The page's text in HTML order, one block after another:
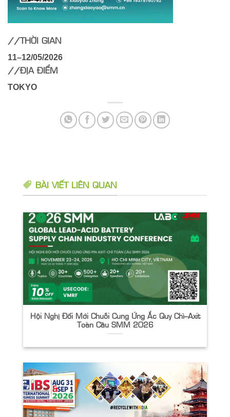
//THỜI GIAN
11–12/05/2026
//ĐỊA ĐIỂM
TOKYO
BÀI VIẾT LIÊN QUAN
Hội Nghị Đổi Mới Chuỗi Cung Ứng Ắc Quy Chì–Axit
Toàn Cầu SMM 2026